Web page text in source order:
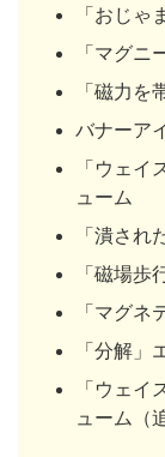
「おじゃ
「マグニ
「磁力を
バナーア
「ウェイ
ューム
「潰され
「磁場歩
「マグネ
「分解」
「ウェイ
ューム（